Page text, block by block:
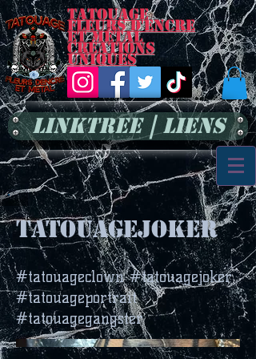
Tatouage
Fleurs d'encre
et métal
Créations
uniques
LinkTree | Liens
tatouagejoker
#tatouageclown #tatouagejoker
#tatouageportrait
#tatouagegangster